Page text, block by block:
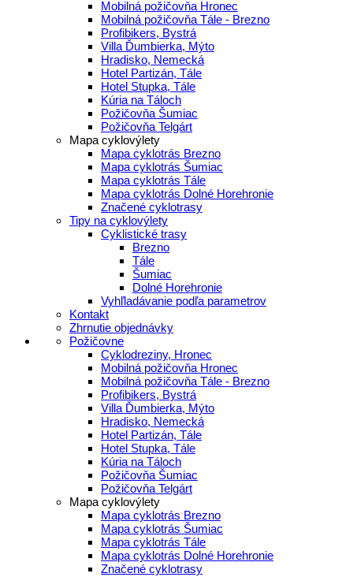
Mobilná požičovňa Hronec
Mobilná požičovňa Tále - Brezno
Profibikers, Bystrá
Villa Ďumbierka, Mýto
Hradisko, Nemecká
Hotel Partizán, Tále
Hotel Stupka, Tále
Kúria na Táloch
Požičovňa Šumiac
Požičovňa Telgárt
Mapa cyklovýlety
Mapa cyklotrás Brezno
Mapa cyklotrás Šumiac
Mapa cyklotrás Tále
Mapa cyklotrás Dolné Horehronie
Značené cyklotrasy
Tipy na cyklovýlety
Cyklistické trasy
Brezno
Tále
Šumiac
Dolné Horehronie
Vyhľladávanie podľa parametrov
Kontakt
Zhrnutie objednávky
Požičovne
Cyklodreziny, Hronec
Mobilná požičovňa Hronec
Mobilná požičovňa Tále - Brezno
Profibikers, Bystrá
Villa Ďumbierka, Mýto
Hradisko, Nemecká
Hotel Partizán, Tále
Hotel Stupka, Tále
Kúria na Táloch
Požičovňa Šumiac
Požičovňa Telgárt
Mapa cyklovýlety
Mapa cyklotrás Brezno
Mapa cyklotrás Šumiac
Mapa cyklotrás Tále
Mapa cyklotrás Dolné Horehronie
Značené cyklotrasy